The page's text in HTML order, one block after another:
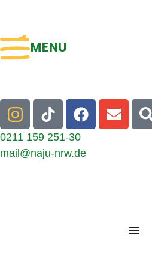
MENU
0211 159 251-30
mail@naju-nrw.de